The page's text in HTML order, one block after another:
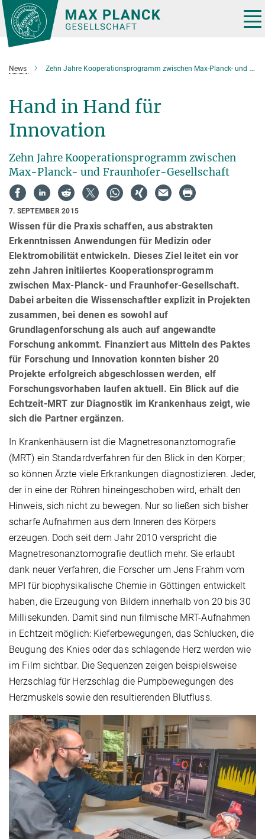
Hauptinhalt
News Zehn Jahre Kooperationsprogramm zwischen Max-Planck- und Fraunhofer-Gesellschaft
Hand in Hand für
Innovation
Zehn Jahre Kooperationsprogramm zwischen
Max-Planck- und Fraunhofer-Gesellschaft
7. SEPTEMBER 2015
Wissen für die Praxis schaffen, aus abstrakten
Erkenntnissen Anwendungen für Medizin oder
Elektromobilität entwickeln. Dieses Ziel leitet ein vor
zehn Jahren initiiertes Kooperationsprogramm
zwischen Max-Planck- und Fraunhofer-Gesellschaft.
Dabei arbeiten die Wissenschaftler explizit in Projekten
zusammen, bei denen es sowohl auf
Grundlagenforschung als auch auf angewandte
Forschung ankommt. Finanziert aus Mitteln des Paktes
für Forschung und Innovation konnten bisher 20
Projekte erfolgreich abgeschlossen werden, elf
Forschungsvorhaben laufen aktuell. Ein Blick auf die
Echtzeit-MRT zur Diagnostik im Krankenhaus zeigt, wie
sich die Partner ergänzen.
In Krankenhäusern ist die Magnetresonanztomografie
(MRT) ein Standardverfahren für den Blick in den Körper;
so können Ärzte viele Erkrankungen diagnostizieren. Jeder,
der in eine der Röhren hineingeschoben wird, erhält den
Hinweis, sich nicht zu bewegen. Nur so ließen sich bisher
scharfe Aufnahmen aus dem Inneren des Körpers
erzeugen. Doch seit dem Jahr 2010 verspricht die
Magnetresonanztomografie deutlich mehr. Sie erlaubt
dank neuer Verfahren, die Forscher um Jens Frahm vom
MPI für biophysikalische Chemie in Göttingen entwickelt
haben, die Erzeugung von Bildern innerhalb von 20 bis 30
Millisekunden. Damit sind nun filmische MRT-Aufnahmen
in Echtzeit möglich: Kieferbewegungen, das Schlucken, die
Beugung des Knies oder das schlagende Herz werden wie
im Film sichtbar. Die Sequenzen zeigen beispielsweise
Herzschlag für Herzschlag die Pumpbewegungen des
Herzmuskels sowie den resultierenden Blutfluss.